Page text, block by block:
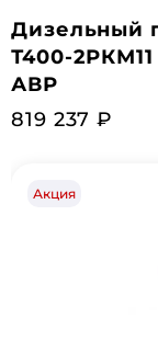
Дизельный
Т400-
АВР
819 237 ₽
Акция